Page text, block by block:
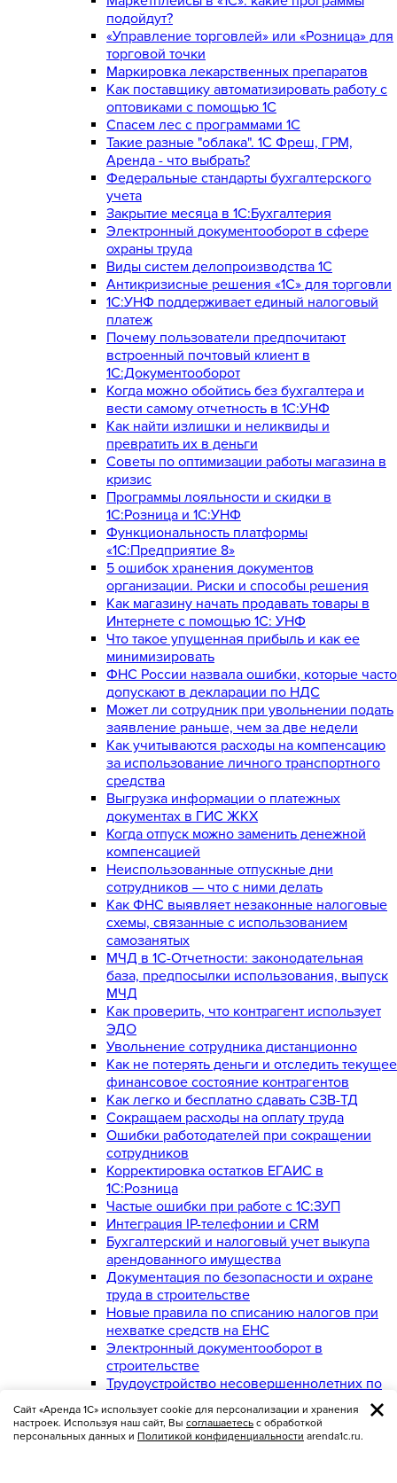
Сайт «Аренда 1С» использует cookie для персонализации и хранения
настроек. Используя наш сайт, Вы соглашаетесь с обработкой
персональных данных и Политикой конфиденциальности arenda1c.ru.
подойдут?
«Управление торговлей» или «Розница» для
торговой точки
Маркировка лекарственных препаратов
Как поставщику автоматизировать работу с
оптовиками с помощью 1С
Спасем лес с программами 1С
Такие разные "облака". 1С Фреш, ГРМ,
Аренда - что выбрать?
Федеральные стандарты бухгалтерского
учета
Закрытие месяца в 1С:Бухгалтерия
Электронный документооборот в сфере
охраны труда
Виды систем делопроизводства 1C
Антикризисные решения «1С» для торговли
1С:УНФ поддерживает единый налоговый
платеж
Почему пользователи предпочитают
встроенный почтовый клиент в
1С:Документооборот
Когда можно обойтись без бухгалтера и
вести самому отчетность в 1С:УНФ
Как найти излишки и неликвиды и
превратить их в деньги
Советы по оптимизации работы магазина в
кризис
Программы лояльности и скидки в
1С:Розница и 1С:УНФ
Функциональность платформы
«1С:Предприятие 8»
5 ошибок хранения документов
организации. Риски и способы решения
Как магазину начать продавать товары в
Интернете с помощью 1С: УНФ
Что такое упущенная прибыль и как ее
минимизировать
ФНС России назвала ошибки, которые часто
допускают в декларации по НДС
Может ли сотрудник при увольнении подать
заявление раньше, чем за две недели
Как учитываются расходы на компенсацию
за использование личного транспортного
средства
Выгрузка информации о платежных
документах в ГИС ЖКХ
Когда отпуск можно заменить денежной
компенсацией
Неиспользованные отпускные дни
сотрудников — что с ними делать
Как ФНС выявляет незаконные налоговые
схемы, связанные с использованием
самозанятых
МЧД в 1С-Отчетности: законодательная
база, предпосылки использования, выпуск
МЧД
Как проверить, что контрагент использует
ЭДО
Увольнение сотрудника дистанционно
Как не потерять деньги и отследить текущее
финансовое состояние контрагентов
Как легко и бесплатно сдавать СЗВ-ТД
Сокращаем расходы на оплату труда
Ошибки работодателей при сокращении
сотрудников
Корректировка остатков ЕГАИС в
1С:Розница
Частые ошибки при работе с 1С:ЗУП
Интеграция IP-телефонии и CRM
Бухгалтерский и налоговый учет выкупа
арендованного имущества
Документация по безопасности и охране
труда в строительстве
Новые правила по списанию налогов при
нехватке средств на ЕНС
Электронный документооборот в
строительстве
Трудоустройство несовершеннолетних по
Пониженные тарифы по страховым взносам
для МСП в 2024 году